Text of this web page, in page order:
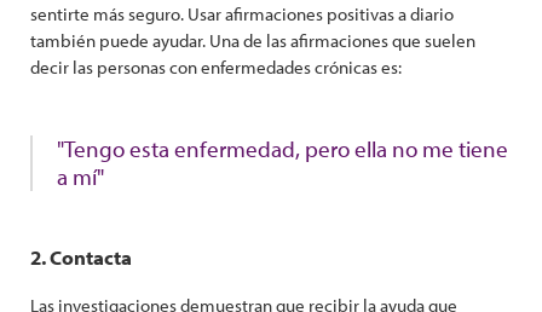
sentirte más seguro. Usar afirmaciones positivas a diario
también puede ayudar. Una de las afirmaciones que suelen
decir las personas con enfermedades crónicas es:
"Tengo esta enfermedad, pero ella no me tiene
a mí"
2. Contacta
Las investigaciones demuestran que recibir la ayuda que